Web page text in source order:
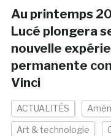
Au printemps
Lucé plongera
nouvelle
permanente
Vinci
ACTUALITÉS
Art & technologie